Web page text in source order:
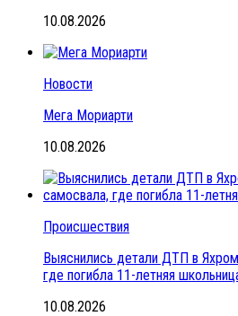
10.08.2026
Новости
Мега Мориарти
10.08.2026
Происшествия
Выяснились детали ДТП в
где погибла 11-летняя
10.08.2026